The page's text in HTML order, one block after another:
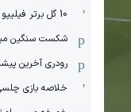
10 گل برتر فیلیپو اینزاگی با پیراهن یوونتوس
شکست سنگین
رودری آخرین
خلاصه بازی چلسی 3 -